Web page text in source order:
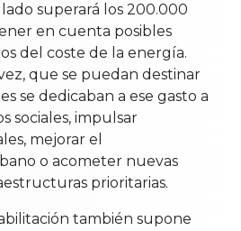
superará los 200.000
en cuenta posibles
del coste de la energía.
que se puedan destinar
se dedicaban a ese gasto a
sociales, impulsar
mejorar el
o acometer nuevas
prioritarias.
también supone